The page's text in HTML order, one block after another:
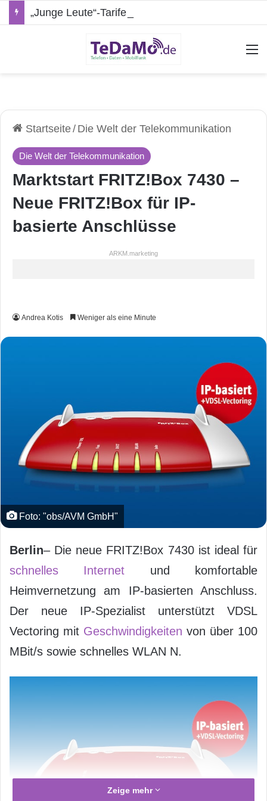
Startseite/ Die Welt der Telekommunikation
Die Welt der Telekommunikation
Marktstart FRITZ!Box 7430 –
Neue FRITZ!Box für IP-
basierte Anschlüsse
ARKM.marketing
Andrea Kotis Weniger als eine Minute
Foto: "obs/AVM GmbH"
Berlin– Die neue FRITZ!Box 7430 ist ideal für
schnelles Internet und komfortable
Heimvernetzung am IP-basierten Anschluss.
Der neue IP-Spezialist unterstützt VDSL
Vectoring mit Geschwindigkeiten von über 100
MBit/s sowie schnelles WLAN N.
Zeige mehr